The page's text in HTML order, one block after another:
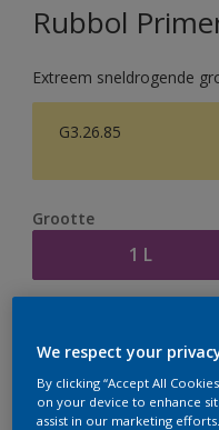
Rubbol
Extreem sneldrogende
G3.26.85
Grootte
1 L
We respect your
By clicking “Accept All
on your device to enhance
assist in our marketing efforts.